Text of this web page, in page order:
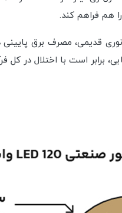
هم فراهم کند.
قدیمی، مصرف برق
است با اختلال در کل